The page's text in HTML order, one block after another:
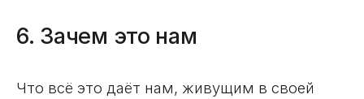
6. Зачем это нам
Что всё это даёт нам, живущим в своей